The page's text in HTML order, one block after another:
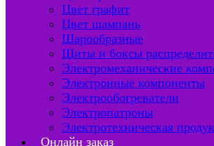
Цвет графит
Цвет шампань
Шарообразные
Щиты и боксы
Электромеханические
Электронные компоненты
Электрообогреватели
Электропатроны
Электротехническая
Онлайн заказ